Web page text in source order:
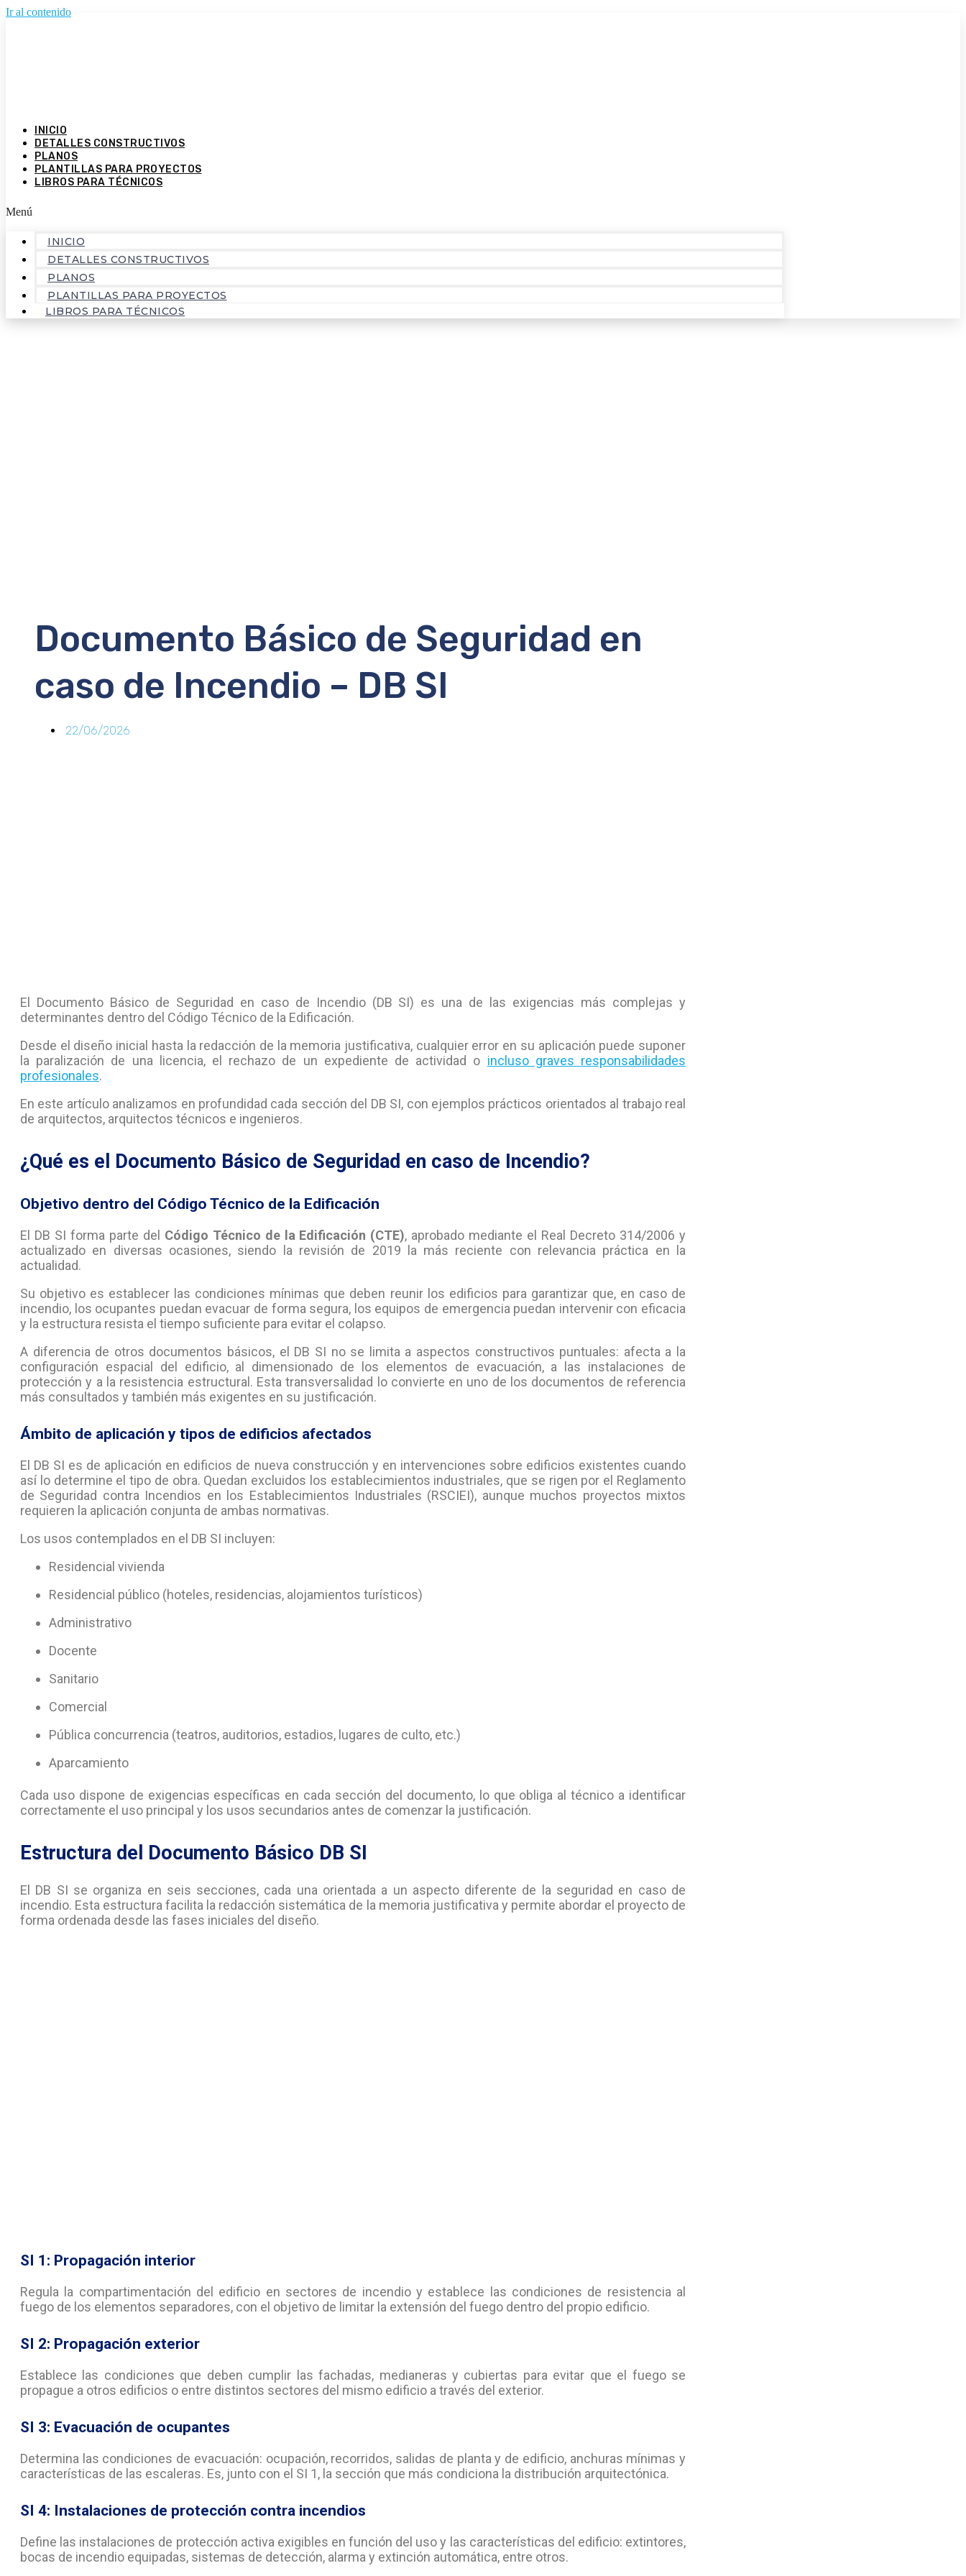
Ir al contenido
INICIO
DETALLES CONSTRUCTIVOS
PLANOS
PLANTILLAS PARA PROYECTOS
LIBROS PARA TÉCNICOS
Menú
INICIO
DETALLES CONSTRUCTIVOS
PLANOS
PLANTILLAS PARA PROYECTOS
LIBROS PARA TÉCNICOS
Documento Básico de Seguridad en
caso de Incendio – DB SI
22/06/2026
El Documento Básico de Seguridad en caso de Incendio (DB SI) es una de las exigencias más complejas y
determinantes dentro del Código Técnico de la Edificación.
Desde el diseño inicial hasta la redacción de la memoria justificativa, cualquier error en su aplicación puede suponer
la paralización de una licencia, el rechazo de un expediente de actividad o incluso graves responsabilidades
profesionales.
En este artículo analizamos en profundidad cada sección del DB SI, con ejemplos prácticos orientados al trabajo real
de arquitectos, arquitectos técnicos e ingenieros.
¿Qué es el Documento Básico de Seguridad en caso de Incendio?
Objetivo dentro del Código Técnico de la Edificación
El DB SI forma parte del Código Técnico de la Edificación (CTE), aprobado mediante el Real Decreto 314/2006 y
actualizado en diversas ocasiones, siendo la revisión de 2019 la más reciente con relevancia práctica en la
actualidad.
Su objetivo es establecer las condiciones mínimas que deben reunir los edificios para garantizar que, en caso de
incendio, los ocupantes puedan evacuar de forma segura, los equipos de emergencia puedan intervenir con eficacia
y la estructura resista el tiempo suficiente para evitar el colapso.
A diferencia de otros documentos básicos, el DB SI no se limita a aspectos constructivos puntuales: afecta a la
configuración espacial del edificio, al dimensionado de los elementos de evacuación, a las instalaciones de
protección y a la resistencia estructural. Esta transversalidad lo convierte en uno de los documentos de referencia
más consultados y también más exigentes en su justificación.
Ámbito de aplicación y tipos de edificios afectados
El DB SI es de aplicación en edificios de nueva construcción y en intervenciones sobre edificios existentes cuando
así lo determine el tipo de obra. Quedan excluidos los establecimientos industriales, que se rigen por el Reglamento
de Seguridad contra Incendios en los Establecimientos Industriales (RSCIEI), aunque muchos proyectos mixtos
requieren la aplicación conjunta de ambas normativas.
Los usos contemplados en el DB SI incluyen:
Residencial vivienda
Residencial público (hoteles, residencias, alojamientos turísticos)
Administrativo
Docente
Sanitario
Comercial
Pública concurrencia (teatros, auditorios, estadios, lugares de culto, etc.)
Aparcamiento
Cada uso dispone de exigencias específicas en cada sección del documento, lo que obliga al técnico a identificar
correctamente el uso principal y los usos secundarios antes de comenzar la justificación.
Estructura del Documento Básico DB SI
El DB SI se organiza en seis secciones, cada una orientada a un aspecto diferente de la seguridad en caso de
incendio. Esta estructura facilita la redacción sistemática de la memoria justificativa y permite abordar el proyecto de
forma ordenada desde las fases iniciales del diseño.
SI 1: Propagación interior
Regula la compartimentación del edificio en sectores de incendio y establece las condiciones de resistencia al
fuego de los elementos separadores, con el objetivo de limitar la extensión del fuego dentro del propio edificio.
SI 2: Propagación exterior
Establece las condiciones que deben cumplir las fachadas, medianeras y cubiertas para evitar que el fuego se
propague a otros edificios o entre distintos sectores del mismo edificio a través del exterior.
SI 3: Evacuación de ocupantes
Determina las condiciones de evacuación: ocupación, recorridos, salidas de planta y de edificio, anchuras mínimas y
características de las escaleras. Es, junto con el SI 1, la sección que más condiciona la distribución arquitectónica.
SI 4: Instalaciones de protección contra incendios
Define las instalaciones de protección activa exigibles en función del uso y las características del edificio: extintores,
bocas de incendio equipadas, sistemas de detección, alarma y extinción automática, entre otros.